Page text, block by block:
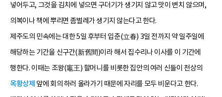
넣어두고, 그것을 김치에 넣으면 구더기가 생기지 않고 맛이 변치 않으며,
의복이나 책에 뿌리면 좀벌레가 생기지 않는다고 한다.
제주도의 민속에는 대한 5일 후부터 입춘(立春) 3일 전까지 약 일주일에
해당하는 기간을 신구간(新舊間)이라 해서 집수리나 이사를 이 기간에
행한다. 이때는 조왕(竈王) 할머니를 비롯한 집안의 여러 신들이 천상의
옥황상제 앞에 회의 하러 올라가기 때문에 자리를 모두 비운다고 한다.